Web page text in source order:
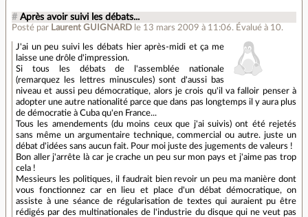
# Après avoir suivi les débats...
Posté par Laurent GUIGNARD le 13 mars 2009 à 11:06. Évalué à 10.
J'ai un peu suivi les débats hier après-midi et ça me
laisse une drôle d'impression.
Si tous les débats de l'assemblée nationale
(remarquez les lettres minuscules) sont d'aussi bas
niveau et aussi peu démocratique, alors je crois qu'il va falloir penser à
adopter une autre nationalité parce que dans pas longtemps il y aura plus
de démocratie à Cuba qu'en France...
Tous les amendements (du moins ceux que j'ai suivis) ont été rejetés
sans même un argumentaire technique, commercial ou autre. juste un
débat d'idées sans aucun fait. Pour moi juste des jugements de valeurs !
Bon aller j'arrête là car je crache un peu sur mon pays et j'aime pas trop
cela !
Messieurs les politiques, il faudrait bien revoir un peu ma manière dont
vous fonctionnez car en lieu et place d'un débat démocratique, on
assiste à une séance de régularisation de textes qui auraient pu être
rédigés par des multinationales de l'industrie du disque qui ne veut pas